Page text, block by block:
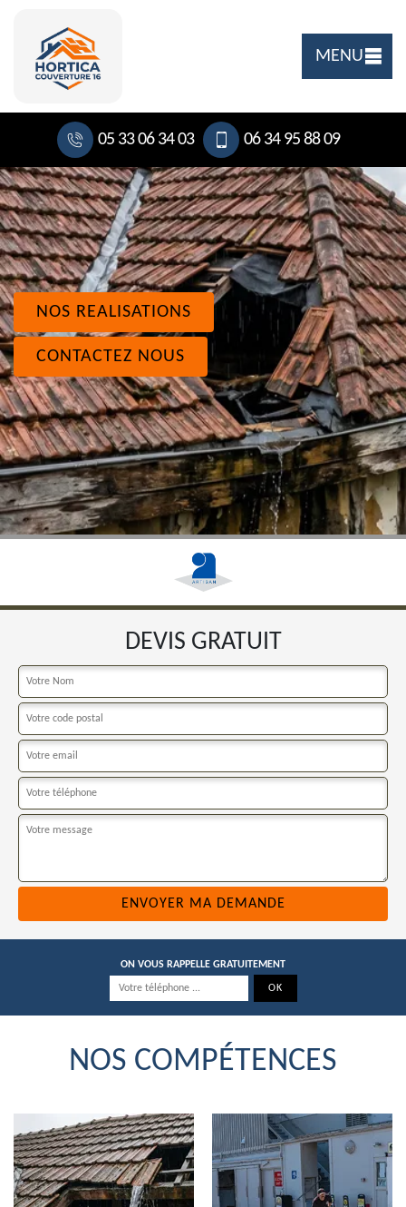
MENU
05 33 06 34 03 06 34 95 88 09
NOS REALISATIONS
CONTACTEZ NOUS
DEVIS GRATUIT
ON VOUS RAPPELLE GRATUITEMENT
NOS COMPÉTENCES